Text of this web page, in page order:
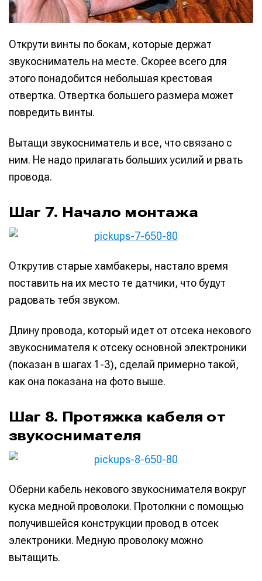
Открути винты по бокам, которые держат
звукосниматель на месте. Скорее всего для
этого понадобится небольшая крестовая
отвертка. Отвертка большего размера может
повредить винты.
Вытащи звукосниматель и все, что связано с
ним. Не надо прилагать больших усилий и рвать
провода.
Шаг 7. Начало монтажа
Открутив старые хамбакеры, настало время
поставить на их место те датчики, что будут
радовать тебя звуком.
Длину провода, который идет от отсека некового
звукоснимателя к отсеку основной электроники
(показан в шагах 1-3), сделай примерно такой,
как она показана на фото выше.
Шаг 8. Протяжка кабеля от
звукоснимателя
Оберни кабель некового звукоснимателя вокруг
куска медной проволоки. Протолкни с помощью
получившейся конструкции провод в отсек
электроники. Медную проволоку можно
вытащить.